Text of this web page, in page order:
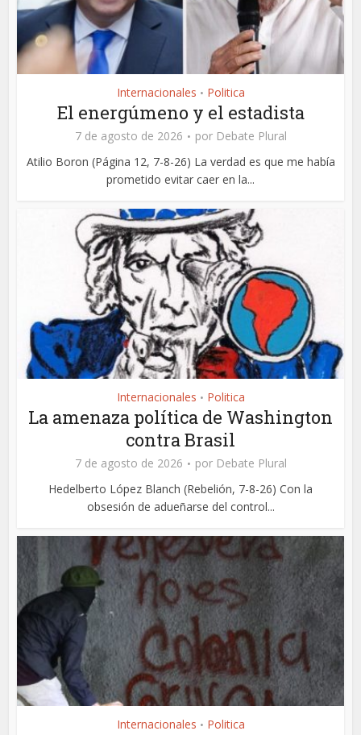
Internacionales • Politica
El energúmeno y el estadista
7 de agosto de 2026 por Debate Plural
Atilio Boron (Página 12, 7-8-26) La verdad es que me había
prometido evitar caer en la...
Internacionales • Politica
La amenaza política de Washington
contra Brasil
7 de agosto de 2026 por Debate Plural
Hedelberto López Blanch (Rebelión, 7-8-26) Con la
obsesión de adueñarse del control...
Internacionales • Politica